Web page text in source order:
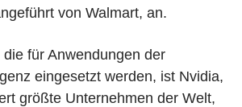
von Walmart, an.
für Anwendungen der
eingesetzt werden, ist Nvidia,
größte Unternehmen der Welt,